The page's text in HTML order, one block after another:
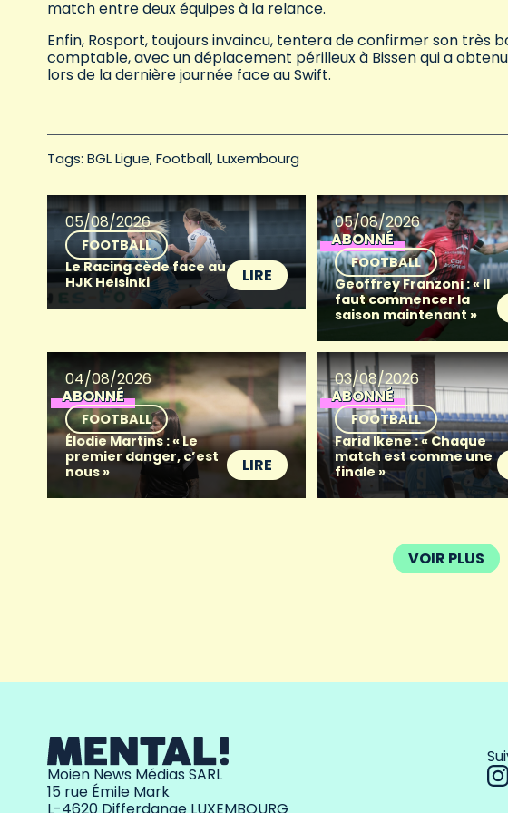
match entre deux équipes à la relance.
Enfin, Rosport, toujours invaincu, tentera de confirmer son très
comptable, avec un déplacement périlleux à Bissen qui a
lors de la dernière journée face au Swift.
Tags: BGL Ligue Football Luxembourg
05/08/2026
FOOTBALL
Le Racing cède face au
HJK Helsinki
LIRE
05/08/2026
ABONNÉ
FOOTBALL
Geoffrey Franzoni : « Il
faut commencer la
saison maintenant »
04/08/2026
ABONNÉ
FOOTBALL
Élodie Martins : « Le
premier danger, c’est
nous »
LIRE
03/08/2026
ABONNÉ
FOOTBALL
Farid Ikene : « Chaque
match est comme une
finale »
VOIR PLUS
Moien News Médias SARL
15 rue Émile Mark
L-4620 Differdange LUXEMBOURG